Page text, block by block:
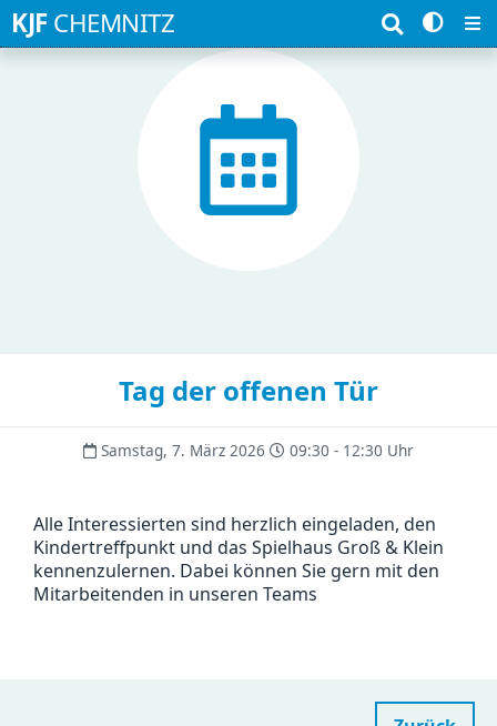
KJF CHEMNITZ Suchbegriffe
Tag der offenen Tür
Samstag, 7. März 2026 09:30 - 12:30 Uhr
Alle Interessierten sind herzlich eingeladen, den
Kindertreffpunkt und das Spielhaus Groß & Klein
kennenzulernen. Dabei können Sie gern mit den
Mitarbeitenden in unseren Teams